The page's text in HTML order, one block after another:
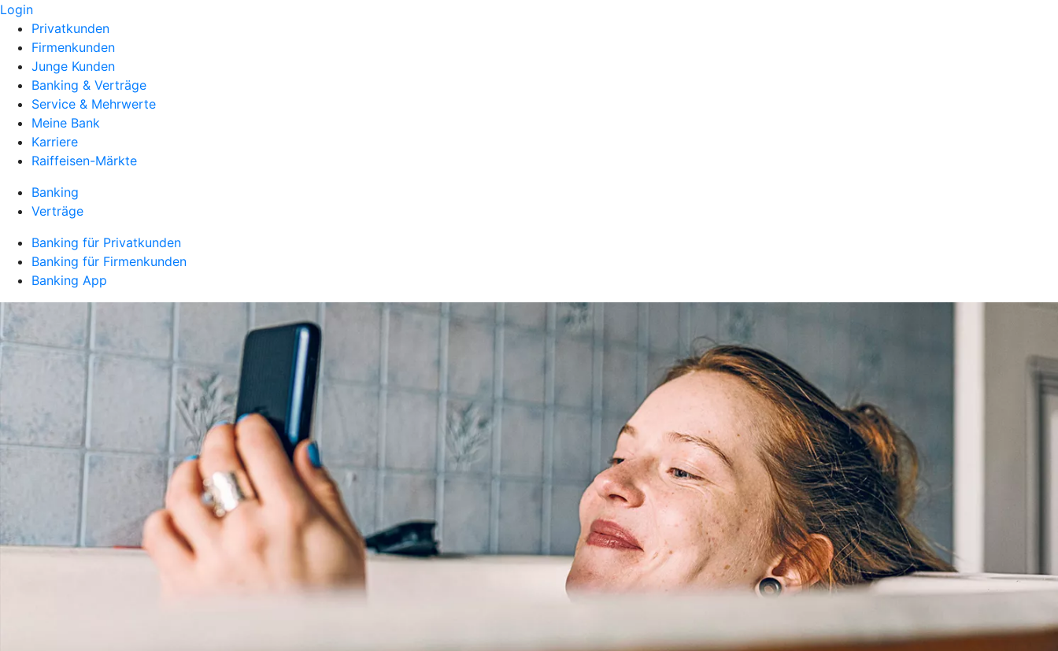
Login
Privatkunden
Firmenkunden
Junge Kunden
Banking & Verträge
Service & Mehrwerte
Meine Bank
Karriere
Raiffeisen-Märkte
Banking
Verträge
Banking für Privatkunden
Banking für Firmenkunden
Banking App